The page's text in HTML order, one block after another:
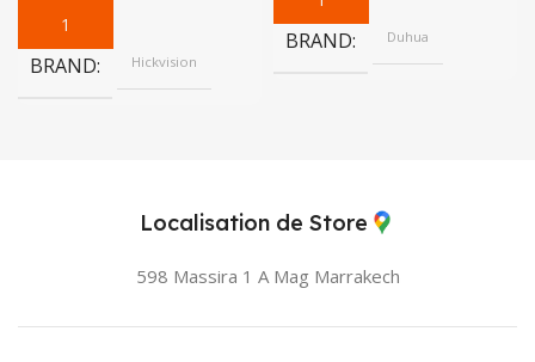
BRAND Hickvision
BRAND Duhua
Localisation de Store
598 Massira 1 A Mag Marrakech